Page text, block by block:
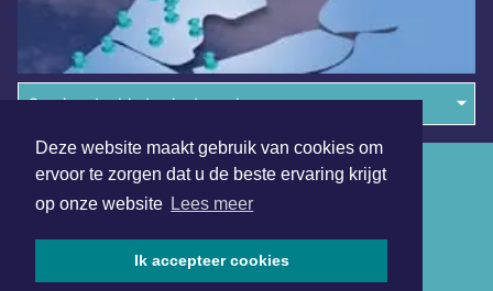
Deze website maakt gebruik van cookies om
ervoor te zorgen dat u de beste ervaring krijgt
op onze website Lees meer
Ik accepteer cookies
Overige dagbladen in de regio
Algemene voorwaarden
Disclaimer